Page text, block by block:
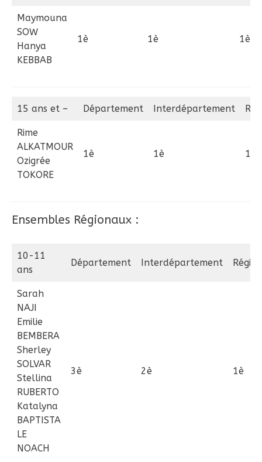
Maymouna
SOW
Hanya
KEBBAB
1è 1è 1è
15 ans et – Département Interdépartement
Rime
ALKATMOUR
Ozigrée
TOKORE
1è 1è 1è
Ensembles Régionaux :
10-11
ans
Département Interdépartement Région
Sarah
NAJI
Emilie
BEMBERA
Sherley
SOLVAR
Stellina
RUBERTO
Katalyna
BAPTISTA
LE
NOACH
3è 2è 1è